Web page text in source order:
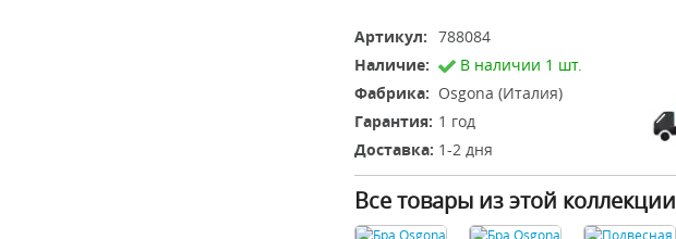
Артикул: 788084
Наличие:
В наличии 1 шт.
Фабрика: Osgona (Италия)
Гарантия: 1 год
Доставка: 1-2 дня
Все товары из этой коллекции